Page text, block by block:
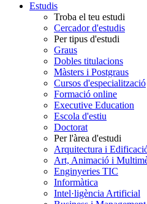
Estudis
Troba el teu estudi
Cercador d'estudis
Per tipus d'estudi
Graus
Dobles titulacions
Màsters i Postgraus
Cursos d'especialització
Formació online
Executive Education
Escola d'estiu
Doctorat
Per l'àrea d'estudi
Arquitectura i
Art, Animació i
Enginyeries TIC
Informàtica
Intel·ligència Artificial